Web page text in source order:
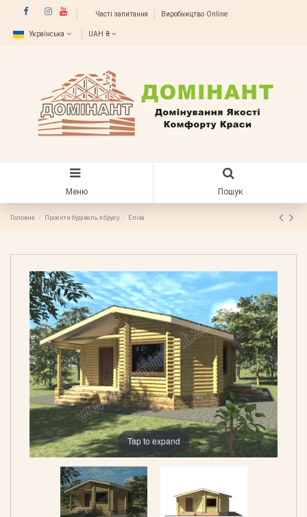
Часті запитання Виробництво Online
Українська UAH ₴
Меню Пошук
Головна Проекти будівель з брусу Еліза
Tap to expand